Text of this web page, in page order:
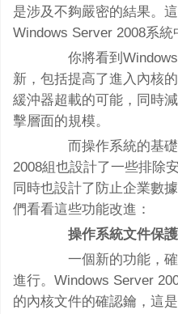
是涉及不夠嚴密的結果。
Windows Server 2008系統
你將看到Windows
新，包括提高了進入內核
緩沖器超載的可能，同時
擊層面的規模。
而操作系統的基礎
2008組也設計了一些排除
同時也設計了防止企業數
們看看這些功能改進：
操作系統文件保護
一個新的功能，確
進行。Windows Server
的內核文件的確認鑰，這